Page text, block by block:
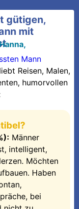
gütigen,
mit
Reisen, Malen,
humorvollen
Männer
intelligent,
Möchten
Haben
bei